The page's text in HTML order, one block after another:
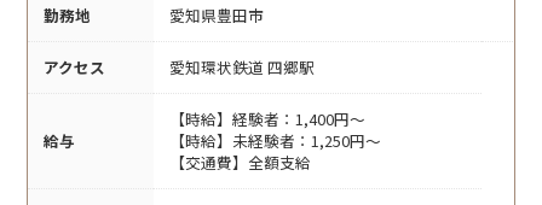
勤務地 愛知県豊田市
アクセス 愛知環状鉄道 四郷駅
給与
【時給】経験者：1,400円～
【時給】未経験者：1,250円～
【交通費】全額支給